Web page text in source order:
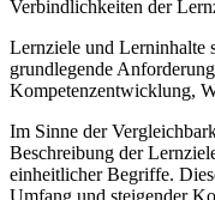
Verbindlichkeiten der
Lernziele und Lerninhalte
grundlegende
Kompetenzentwicklung,
Im Sinne der
Beschreibung der
einheitlicher Begriffe.